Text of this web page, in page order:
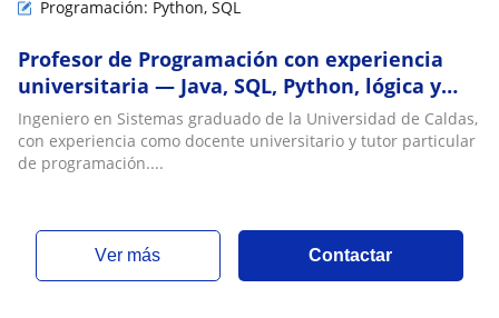
Programación: Python, SQL
Profesor de Programación con experiencia
universitaria — Java, SQL, Python, lógica y
fundamentos para principiantes
Ingeniero en Sistemas graduado de la Universidad de Caldas,
con experiencia como docente universitario y tutor particular
de programación....
ver más Contactar